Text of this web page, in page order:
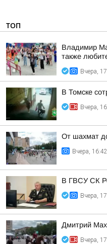
ТОП
Владимир
также
Вчера,
В Томске
Вчера,
От шахмат
Вчера, 16:42
В ГВСУ СК
Вчера,
Дмитрий
Вчера,